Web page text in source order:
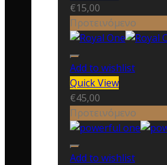
€15,00
Προτεινόμενο
Add to wishlist
Quick View
€45,00
Προτεινόμενο
Add to wishlist